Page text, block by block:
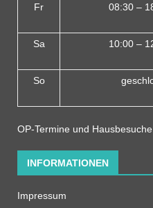
Fr 08:30 –
Sa 10:00 –
So
OP-Termine und
INFORMATIONEN
Impressum